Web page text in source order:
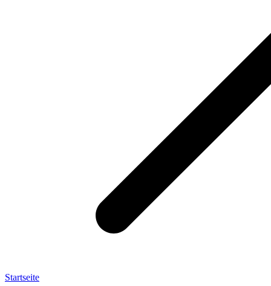
Startseite